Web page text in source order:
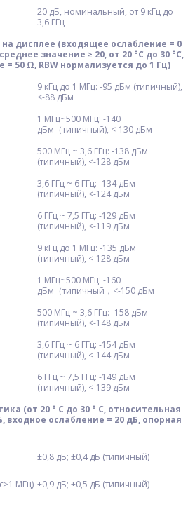
20 дБ, номинальный, от 9 кГц до
3,6 ГГц
дисплее (входящее ослабление = 0
значение ≥ 20, от 20 °С до 30 °С,
50 Ω, RBW нормализуется до 1 Гц)
9 кГц до 1 МГц: -95 дБм (типичный),
<-88 дБм
1 МГц~500 МГц: -140
дБм（типичный), <-130 дБм
500 МГц ~ 3,6 ГГц: -138 дБм
(типичный), <-128 дБм
3,6 ГГц ~ 6 ГГц: -134 дБм
(типичный), <-124 дБм
6 ГГц ~ 7,5 ГГц: -129 дБм
(типичный), <-119 дБм
9 кГц до 1 МГц: -135 дБм
(типичный), <-128 дБм
1 МГц~500 МГц: -160
дБм（типичный，<-150 дБм
500 МГц ~ 3,6 ГГц: -158 дБм
(типичный), <-148 дБм
3,6 ГГц ~ 6 ГГц: -154 дБм
(типичный), <-144 дБм
6 ГГц ~ 7,5 ГГц: -149 дБм
(типичный), <-139 дБм
(от 20 ° С до 30 ° С, относительная
входное ослабление = 20 дБ, опорная
±0,8 дБ; ±0,4 дБ (типичный)
МГц) ±0,9 дБ; ±0,5 дБ (типичный)